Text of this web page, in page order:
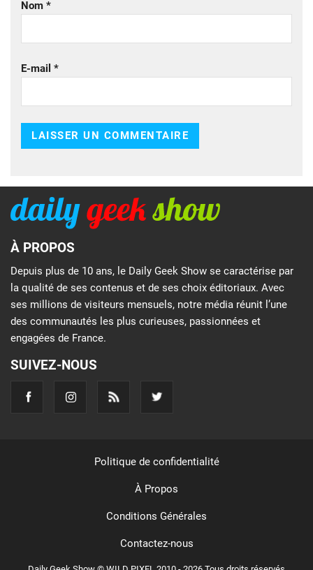
Nom *
E-mail *
À PROPOS
Depuis plus de 10 ans, le Daily Geek Show se caractérise par
la qualité de ses contenus et de ses choix éditoriaux. Avec
ses millions de visiteurs mensuels, notre média réunit l’une
des communautés les plus curieuses, passionnées et
engagées de France.
SUIVEZ-NOUS
Politique de confidentialité
À Propos
Conditions Générales
Contactez-nous